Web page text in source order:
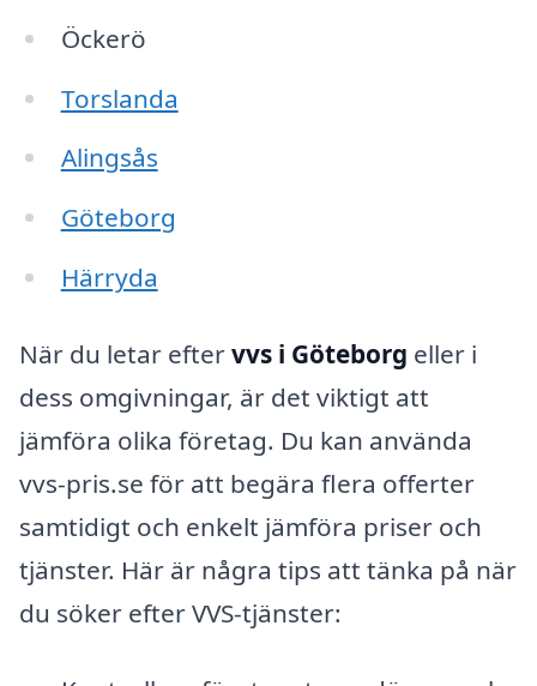
Öckerö
Torslanda
Alingsås
Göteborg
Härryda
När du letar eftervvs i Göteborg eller i
dess omgivningar, är det viktigt att
jämföra olika företag. Du kan använda
vvs-pris.se för att begära flera offerter
samtidigt och enkelt jämföra priser och
tjänster. Här är några tips att tänka på när
du söker efter VVS-tjänster: